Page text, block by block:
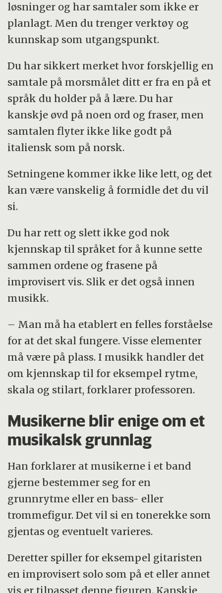
løsninger og har samtaler som ikke er
planlagt. Men du trenger verktøy og
kunnskap som utgangspunkt.
Du har sikkert merket hvor forskjellig en
samtale på morsmålet ditt er fra en på et
språk du holder på å lære. Du har
kanskje øvd på noen ord og fraser, men
samtalen flyter ikke like godt på
italiensk som på norsk.
Setningene kommer ikke like lett, og det
kan være vanskelig å formidle det du vil
si.
Du har rett og slett ikke god nok
kjennskap til språket for å kunne sette
sammen ordene og frasene på
improvisert vis. Slik er det også innen
musikk.
– Man må ha etablert en felles forståelse
for at det skal fungere. Visse elementer
må være på plass. I musikk handler det
om kjennskap til for eksempel rytme,
skala og stilart, forklarer professoren.
Musikerne blir enige om et
musikalsk grunnlag
Han forklarer at musikerne i et band
gjerne bestemmer seg for en
grunnrytme eller en bass- eller
trommefigur. Det vil si en tonerekke som
gjentas og eventuelt varieres.
Deretter spiller for eksempel gitaristen
en improvisert solo som på et eller annet
vis er tilpasset denne figuren. Kanskje